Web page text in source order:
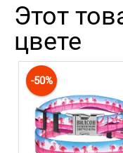
Этот
цвете
-50%